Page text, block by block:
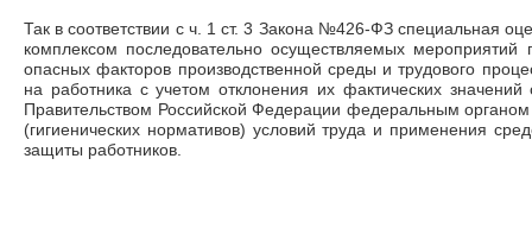
Так в соответствии с ч. 1 ст. 3 Закона №426-ФЗ специальная
комплексом последовательно осуществляемых
опасных факторов производственной среды и трудового
на работника с учетом отклонения их фактических
Правительством Российской Федерации федеральным
(гигиенических нормативов) условий труда и применения
защиты работников.